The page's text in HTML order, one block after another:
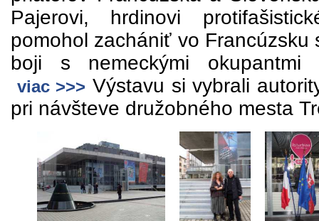
Pajerovi, hrdinovi
pomohol zachániť vo Francúzsku
boji s nemeckými okupantmi
viac >>> Výstavu si vybrali
pri návšteve družobného mesta